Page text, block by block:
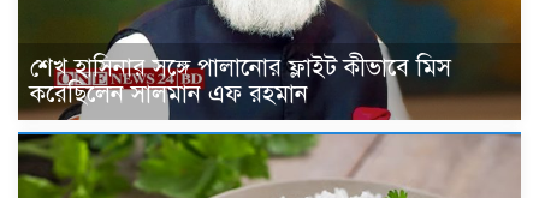
শেখ হাসিনার সঙ্গে পালানোর ফ্লাইট কীভাবে মিস
করেছিলেন সালমান এফ রহমান